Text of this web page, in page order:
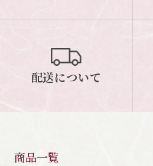
配送について
商品一覧